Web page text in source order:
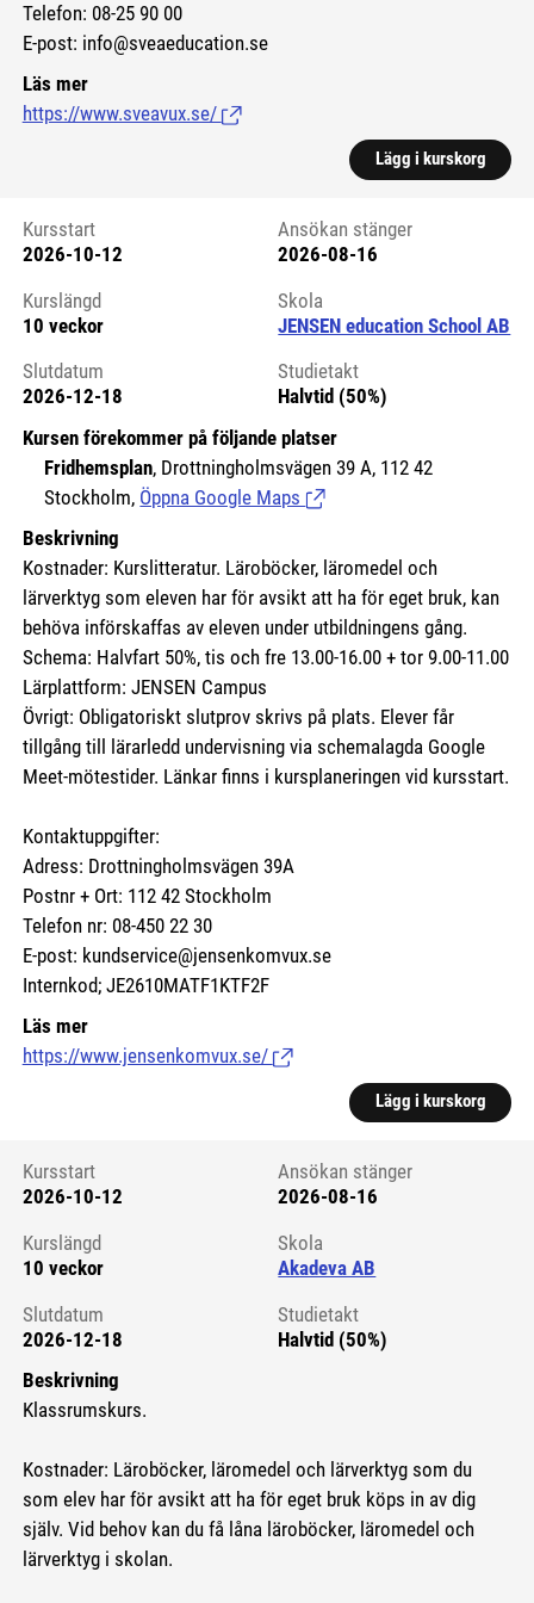
Telefon: 08-25 90 00
E-post: info@sveaeducation.se
Läs mer
https://www.sveavux.se/ (Länk till extern sida.)
Lägg i kurskorg
Kursstart 6089952
Kursstart
2026-10-12
Ansökan stänger
2026-08-16
Kurslängd
10 veckor
Skola
JENSEN education School AB
Slutdatum
2026-12-18
Studietakt
Halvtid (50%)
Kursen förekommer på följande platser
Fridhemsplan, Drottningholmsvägen 39 A, 112 42
Stockholm, Öppna Google Maps (Länk till extern sida.)
Beskrivning
Kostnader: Kurslitteratur. Läroböcker, läromedel och
lärverktyg som eleven har för avsikt att ha för eget bruk, kan
behöva införskaffas av eleven under utbildningens gång.
Schema: Halvfart 50%, tis och fre 13.00-16.00 + tor 9.00-11.00
Lärplattform: JENSEN Campus
Övrigt: Obligatoriskt slutprov skrivs på plats. Elever får
tillgång till lärarledd undervisning via schemalagda Google
Meet-mötestider. Länkar finns i kursplaneringen vid kursstart.
Kontaktuppgifter:
Adress: Drottningholmsvägen 39A
Postnr + Ort: 112 42 Stockholm
Telefon nr: 08-450 22 30
E-post: kundservice@jensenkomvux.se
Internkod; JE2610MATF1KTF2F
Läs mer
https://www.jensenkomvux.se/ (Länk till extern sida.)
Lägg i kurskorg
Kursstart 6255709
Kursstart
2026-10-12
Ansökan stänger
2026-08-16
Kurslängd
10 veckor
Skola
Akadeva AB
Slutdatum
2026-12-18
Studietakt
Halvtid (50%)
Beskrivning
Klassrumskurs.
Kostnader: Läroböcker, läromedel och lärverktyg som du
som elev har för avsikt att ha för eget bruk köps in av dig
själv. Vid behov kan du få låna läroböcker, läromedel och
lärverktyg i skolan.